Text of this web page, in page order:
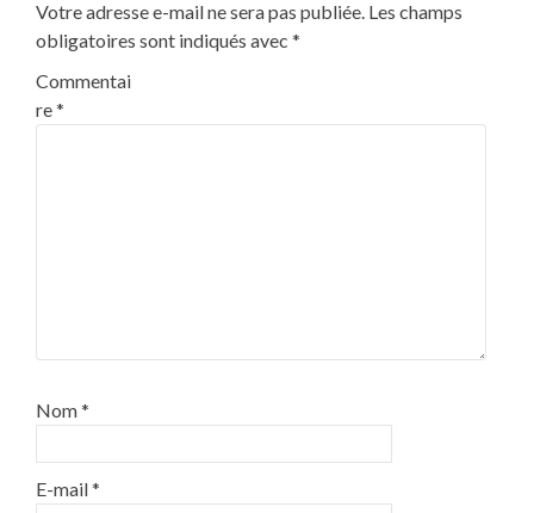
Votre adresse e-mail ne sera pas publiée. Les champs
obligatoires sont indiqués avec *
Commentai
re*
Nom*
E-mail*